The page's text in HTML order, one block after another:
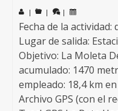
| | |
Fecha de la
Lugar de salida:
Objetivo: La Moleta
acumulado: 1470
empleado: 18,4 km
Archivo GPS (con el